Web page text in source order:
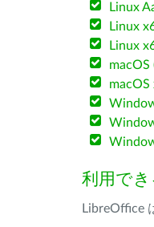
Linux
Linux
Linux
macOS
利用で
LibreOffice